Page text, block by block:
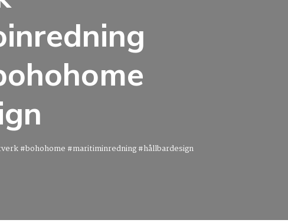
#bohohome #maritiminredning #hållbardesign